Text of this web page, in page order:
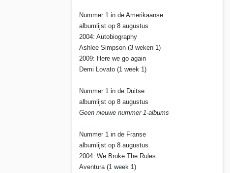
Nummer 1 in de Amerikaanse
albumlijst op 8 augustus
2004: Autobiography
Ashlee Simpson (3 weken 1)
2009: Here we go again
Demi Lovato (1 week 1)
Nummer 1 in de Duitse
albumlijst op 8 augustus
Geen nieuwe nummer 1-albums
Nummer 1 in de Franse
albumlijst op 8 augustus
2004: We Broke The Rules
Aventura (1 week 1)